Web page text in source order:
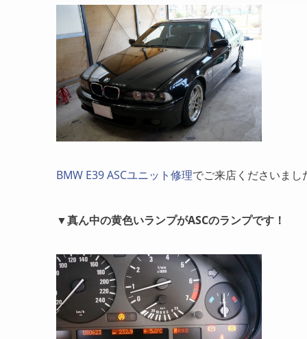
BMW E39 ASCユニット修理でご来店くださいまし
▼真ん中の黄色いランプがASCのランプです！